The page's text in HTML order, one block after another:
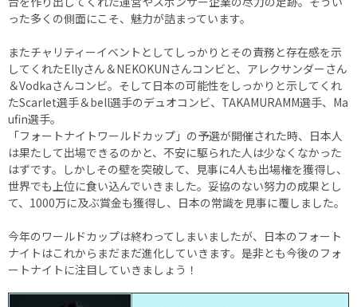
った多くの側面にこそ、魅力が詰まっています。
またチャリティーイベントとしてしっかりとその責務と存在感を示
してくれたEllyさん＆NEKOKUNさんコンビと、アレクサンダーさん
＆Vodkaさんコンビ。そして日本の可能性をしっかりと示してくれ
たScarlet選手＆bell選手のデュオコンビ、TAKAMURAMM選手、Ma
ufin選手。
「フォートナイトワールドカップ」の予選が開催された時、日本人
は果たして出場できるのかと、不安に駆られた人は少なくなかった
はずです。しかしその壁を突破して、見事に4人も出場権を獲得し、
世界でも上位に食い込んでいきました。妥協のない努力の成果とし
て、1000万に及ぶ賞金も獲得し、日本の常識を見事に覆しました。
今年のワールドカップは終わってしまいましたが、日本のフォート
ナイトはこれからまだまだ進化していきます。是非とも今後のフォ
ートナイトに注目していきましょう！